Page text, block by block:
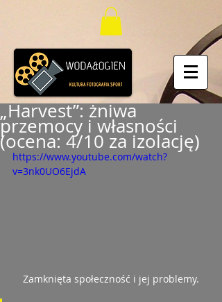
„Harvest”: żniwa
przemocy i własności
(ocena: 4/10 za izolację)
https://www.youtube.com/watch?
v=3nk0UO6EjdA
Zamknięta społeczność i jej problemy.